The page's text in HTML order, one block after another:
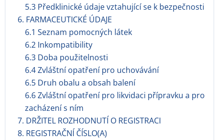
5.3 Předklinické údaje vztahující se k bezpečnosti
6. FARMACEUTICKÉ ÚDAJE
6.1 Seznam pomocných látek
6.2 Inkompatibility
6.3 Doba použitelnosti
6.4 Zvláštní opatření pro uchovávání
6.5 Druh obalu a obsah balení
6.6 Zvláštní opatření pro likvidaci přípravku a pro
zacházení s ním
7. DRŽITEL ROZHODNUTÍ O REGISTRACI
8. REGISTRAČNÍ ČÍSLO(A)